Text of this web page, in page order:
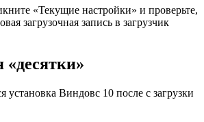
«Текущие настройки» и проверьте,
загрузочная запись в загрузчик
установка Виндовс 10 после с загрузки